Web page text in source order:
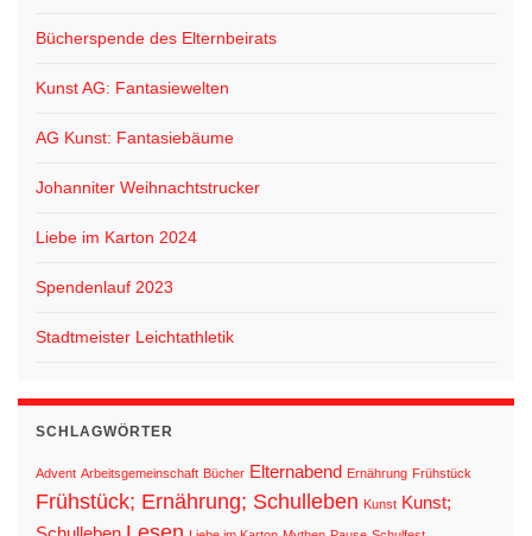
Bücherspende des Elternbeirats
Kunst AG: Fantasiewelten
AG Kunst: Fantasiebäume
Johanniter Weihnachtstrucker
Liebe im Karton 2024
Spendenlauf 2023
Stadtmeister Leichtathletik
SCHLAGWÖRTER
Advent Arbeitsgemeinschaft Bücher Elternabend Ernährung Frühstück
Frühstück; Ernährung; Schulleben Kunst Kunst;